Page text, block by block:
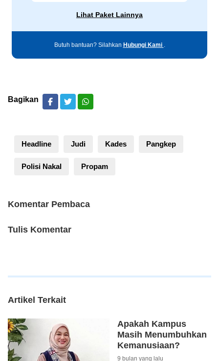
Lihat Paket Lainnya
Butuh bantuan? Silahkan Hubungi Kami .
Bagikan
Headline Judi Kades Pangkep
Polisi Nakal Propam
Komentar Pembaca
Tulis Komentar
Artikel Terkait
Apakah Kampus
Masih Menumbuhkan
Kemanusiaan?
9 bulan yang lalu